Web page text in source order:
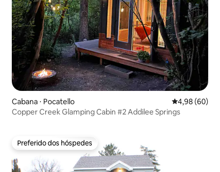
Cabana ⋅ Pocatello 4,98 de uma
4,98 (60)
Copper Creek Glamping Cabin #2 Addilee Springs
Preferido dos hóspedes
Preferido dos hóspedes